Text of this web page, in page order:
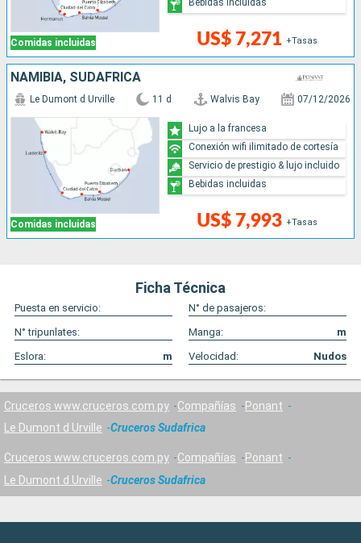
Comidas incluidas US$ 7,271 +Tasas
Bebidas incluidas
NAMIBIA, SUDAFRICA
Comidas incluidas
Le Dumont d Urville 11 d Walvis Bay 07/12/2026
US$ 7,993 +Tasas
Lujo a la francesa
Conexión wifi ilimitado de cortesía
Servicio de prestigio & lujo incluido
Bebidas incluidas
Ficha Técnica
Puesta en servicio:
N° de pasajeros:
N° tripunlates:
Manga:
m
Eslora:
m Velocidad: Nudos
Cruceros www.cruceros.com.py Compañías
Ponant
Le Dumont d Urville
Cruceros Sudafrica
Cruceros www.cruceros.com.py Compañías
Ponant
Le Dumont d Urville
Cruceros Sudafrica